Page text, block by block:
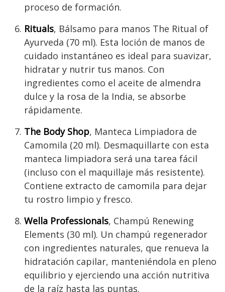
proceso de formación.
Rituals, Bálsamo para manos The Ritual of
Ayurveda (70 ml). Esta loción de manos de
cuidado instantáneo es ideal para suavizar,
hidratar y nutrir tus manos. Con
ingredientes como el aceite de almendra
dulce y la rosa de la India, se absorbe
rápidamente.
The Body Shop, Manteca Limpiadora de
Camomila (20 ml). Desmaquillarte con esta
manteca limpiadora será una tarea fácil
(incluso con el maquillaje más resistente).
Contiene extracto de camomila para dejar
tu rostro limpio y fresco.
Wella Professionals, Champú Renewing
Elements (30 ml). Un champú regenerador
con ingredientes naturales, que renueva la
hidratación capilar, manteniéndola en pleno
equilibrio y ejerciendo una acción nutritiva
de la raíz hasta las puntas.